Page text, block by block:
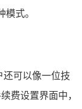
式。
还可以像一位技
费设置界面中，